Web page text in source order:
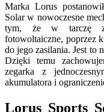
Marka Lorus
Solar w nowoczesne
tym, że w tarczę
fotowoltaiczne, poprzez
do jego zasilania. Jest to
Dzięki temu
zegarka z
akumulatora i
Lorus Sports